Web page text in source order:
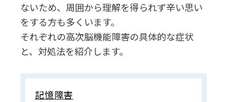
ないため、周囲から理解を得られず辛い思い
をする方も多くいます。
それぞれの高次脳機能障害の具体的な症状
と、対処法を紹介します。
記憶障害